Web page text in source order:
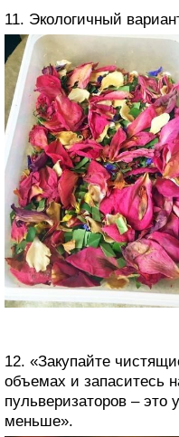
11. Экологичный
12. «Закупайте
объемах и запаситесь
пульверизаторов – это
меньше».